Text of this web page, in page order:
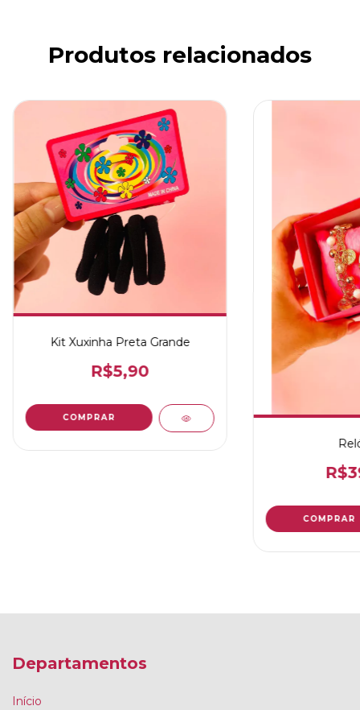
Produtos relacionados
Kit Xuxinha Preta Grande
R$5,90
Departamentos
Início